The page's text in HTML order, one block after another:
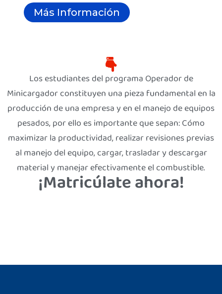
Más Información
Los estudiantes del programa Operador de
Minicargador constituyen una pieza fundamental en la
producción de una empresa y en el manejo de equipos
pesados, por ello es importante que sepan: Cómo
maximizar la productividad, realizar revisiones previas
al manejo del equipo, cargar, trasladar y descargar
material y manejar efectivamente el combustible.
¡Matricúlate ahora!